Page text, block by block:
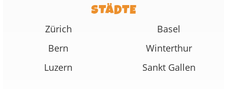
STÄDTE
Zürich
Basel
Bern
Winterthur
Luzern
Sankt Gallen